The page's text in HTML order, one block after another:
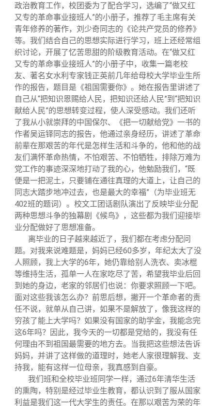
政治教育工作，校团委为了配合学习，选编了“做又红
又专的革命事业接班人”的小册子，推荐了毛主席有关
青年修养的著作，刘少奇同志的《论共产党员的修养》
等。我们结合自己的思想实际进行学习，班上还经常组
织讨论，开展了忆苦思甜的阶级教育活动。在“做又红
又专的革命事业接班人”的小册子中，收集一篇老校
友、著名女水利专家钱正英前几年给母校大学毕业生所
作的报告，题目是《祖国需要你》。她在报告里讲述了
自己从“把知识恩赐给人民，把知识还给人民”到“把知识
献给人民”的思想转变过程，使人深受感动。我们还听
了我从小就崇拜的中国保尔、《把一切献给党》一书的
作者吴运铎同志的报告，他通过亲身经历，讲述了革命
前辈在那艰苦的年代是怎样生活和斗争的，他和他的战
友们满怀革命热情，不怕艰苦、不怕牺牲，排除万难为
党工作的事迹深深地打动了我的心，他勉励我们，“既
便是一把泥土，只要铺在通往真理的大道上，让自己的
同志大踏步地冲过去，也是最大的幸福”（为毕业班无
402班的题词）。校文工团话剧队演出了反映毕业分配
两种思想斗争的独幕剧《候鸟》，这些都为我们迎接毕
业分配做好了思想准备。
离毕业的日子越来越近了，我们都在考虑分配问
题。对我来说难题是，妈妈已经60多岁，年纪太大了没
人照顾，我上大学的6年，她仍靠给别人洗衣、卖冰棍
等维持生活，孤单一人在家吃尽了苦，希望我毕业后回
到她的身边，老家的邻居们也说：你要求照顾一下吧。
面对这些我该怎么办？前思后想，撇开一个革命者的责
任不说，就单从自己讲，如果不是解放了，像我这样的
穷孩了能上大学吗？如果没有国家的助学金，我能念完
这6年吗？因此，我今天的一切都是党给的，我没有任
何理由不到祖国最需要的地方去。当我把这些想法告诉
妈妈，并讲了这样做的道理时，她老人家很理解我、支
持我，能有这样一位母亲，我真感到自豪。
我们班和全校毕业班同学一样，通过6年清华生活
的熏陶，特别是经过毕业生教育，都认识到了服从国家
利益是我们这一代大学生的责任。在那以艰苦为荣的年